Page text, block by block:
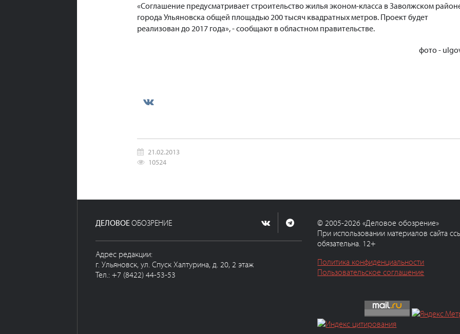
«Соглашение предусматривает строительство жилья эконом-класса в Заволжском
города Ульяновска общей площадью 200 тысяч квадратных метров. Проект будет
реализован до 2017 года», - сообщают в областном правительстве.
фото -
21.02.2013
10524
ДЕЛОВОЕОБОЗРЕНИЕ
Адрес редакции:
г. Ульяновск, ул. Спуск Халтурина, д. 20, 2 этаж
Тел.: +7 (8422) 44-53-53
© 2005-2026 «Деловое обозрение»
При использовании материалов сайта
обязательна. 12+
Политика конфиденциальности
Пользовательское соглашение